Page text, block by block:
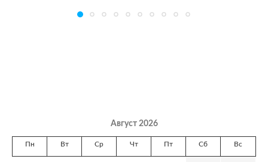
Август 2026
Пн Вт Ср Чт Пт Сб Вс